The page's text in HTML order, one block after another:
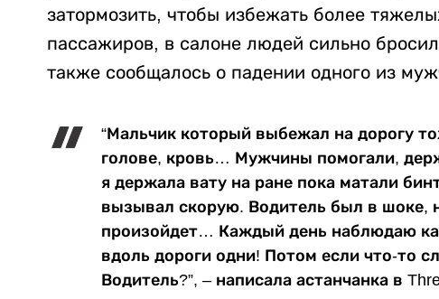
затормозить, чтобы избежать более
пассажиров, в салоне людей сильно
также сообщалось о падении одного из
“Мальчик который выбежал на дорогу
голове, кровь… Мужчины помогали,
я держала вату на ране пока матали
вызывал скорую. Водитель был в шоке,
произойдет… Каждый день наблюдаю
вдоль дороги одни! Потом если что-то
Водитель?”, – написала астанчанка в